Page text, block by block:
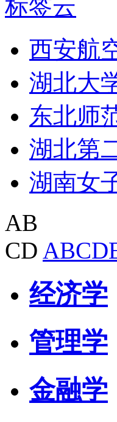
标签云
西安航
湖北大
东北师
湖北第
湖南女
AB
CD ABCD
经济学
管理学
金融学